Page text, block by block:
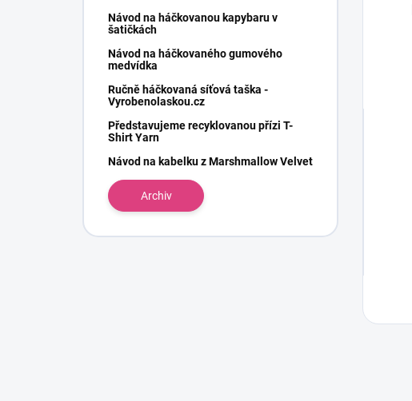
Návod na háčkovanou kapybaru v
šatičkách
Návod na háčkovaného gumového
medvídka
Ručně háčkovaná síťová taška -
Vyrobenolaskou.cz
Představujeme recyklovanou přízi T-
Shirt Yarn
Návod na kabelku z Marshmallow Velvet
Archiv